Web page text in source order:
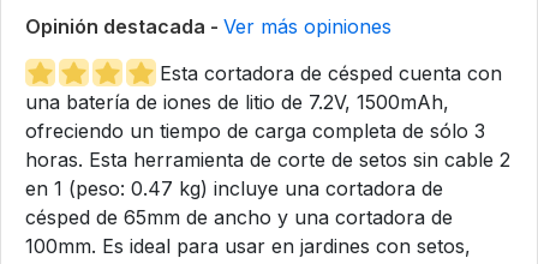
Opinión destacada - Ver más opiniones
Esta cortadora de césped cuenta con
una batería de iones de litio de 7.2V, 1500mAh,
ofreciendo un tiempo de carga completa de sólo 3
horas. Esta herramienta de corte de setos sin cable 2
en 1 (peso: 0.47 kg) incluye una cortadora de
césped de 65mm de ancho y una cortadora de
100mm. Es ideal para usar en jardines con setos,